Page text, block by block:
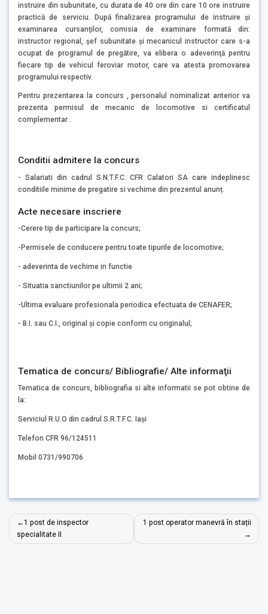
instruire din subunitate, cu durata de 40 ore din care 10 ore instruire
practică de serviciu. După finalizarea programului de instruire şi
examinarea cursanţilor, comisia de examinare formată din:
instructor regional, şef subunitate şi mecanicul instructor care s-a
ocupat de programul de pregătire, va elibera o adeverinţă pentru
fiecare tip de vehicul feroviar motor, care va atesta promovarea
programului respectiv.
Pentru prezentarea la concurs , personalul nominalizat anterior va
prezenta permisul de mecanic de locomotive si certificatul
complementar .
Conditii admitere la concurs
- Salariati din cadrul S.N.T.F.C. CFR Calatori SA care indeplinesc
conditiile minime de pregatire si vechime din prezentul anunț.
Acte necesare inscriere
-Cerere tip de participare la concurs;
-Permisele de conducere pentru toate tipurile de locomotive;
- adeverinta de vechime in functie
- Situatia sanctiunilor pe ultimii 2 ani;
-Ultima evaluare profesionala periodica efectuata de CENAFER;
- B.I. sau C.I., original și copie conform cu originalul;
Tematica de concurs/ Bibliografie/ Alte informaţii
Tematica de concurs, bibliografia si alte informatii se pot obtine de
la:
Serviciul R.U.O din cadrul S.R.T.F.C. Iași
Telefon CFR 96/124511
Mobil 0731/990706
Navigare
în
1 post de inspector
specialitate II
1 post operator manevră în stații